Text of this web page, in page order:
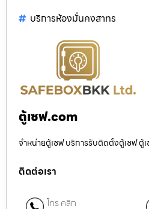
บริการห้องมั่นคงสาทร
ตู้เซฟ.com
จำหน่ายตู้เซฟ บริการรับติดตั้งตู้เซฟ ตู้
ติดต่อเรา
โทร คลิก